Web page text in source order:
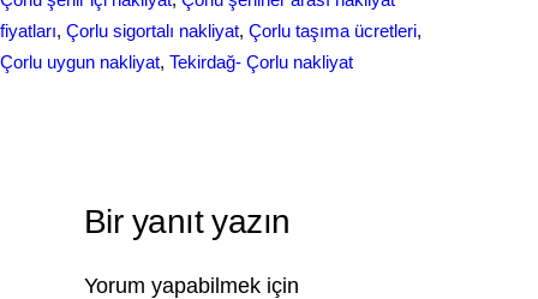
fiyatları, Çorlu sigortalı nakliyat, Çorlu taşıma ücretleri
Çorlu uygun nakliyat, Tekirdağ- Çorlu nakliyat
Bir yanıt yazın
Yorum yapabilmek için